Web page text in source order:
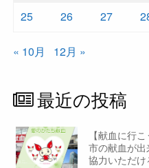
25
26 27
« 10月 12月 »
最近の投稿
【献血に行
市の献血が
協力いただけ